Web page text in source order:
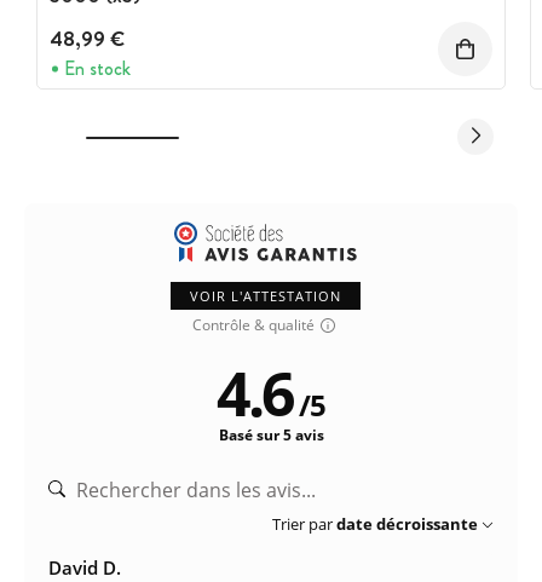
48,99 €
En stock
VOIR L'ATTESTATION
Contrôle & qualité
4.6/5
Basé sur 5 avis
Trier pardate décroissante
David D.